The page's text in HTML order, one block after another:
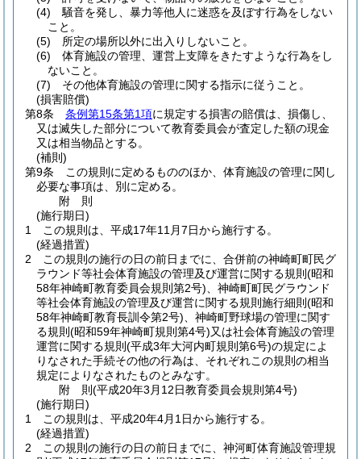
(4)
騒音を発し、暴力等他人に迷惑を及ぼす行為をしない
こと。
(5)
所定の場所以外に出入りしないこと。
(6)
体育施設の管理、運営上支障をきたすような行為をし
ないこと。
(7)
その他体育施設の管理に関する指示に従うこと。
(損害賠償)
第8条
条例第15条第1項に規定する損害の賠償は、損傷し、
又は滅失した部分について教育委員会が査定した額の現金
又は相当物品とする。
(補則)
第9条
この規則に定めるもののほか、体育施設の管理に関し
必要な事項は、別に定める。
附 則
(施行期日)
1
この規則は、平成17年11月7日から施行する。
(経過措置)
2
この規則の施行の日の前日までに、合併前の神崎町町民グ
ラウンド等社会体育施設の管理及び運営に関する規則 (昭和
58年神崎町教育委員会規則第2号) 、神崎町町民グラウンド
等社会体育施設の管理及び運営に関する規則施行細則 (昭和
58年神崎町教育長訓令第2号) 、神崎町野球場の管理に関す
る規則 (昭和59年神崎町規則第4号)又は社会体育施設の管理
運営に関する規則 (平成3年大河内町規則第6号)の規定によ
りなされた手続その他の行為は、それぞれこの規則の相当
規定によりなされたものとみなす。
附 則(平成20年3月12日教育委員会規則第4号)
(施行期日)
1
この規則は、平成20年4月1日から施行する。
(経過措置)
2
この規則の施行の日の前日までに、神河町体育施設管理規